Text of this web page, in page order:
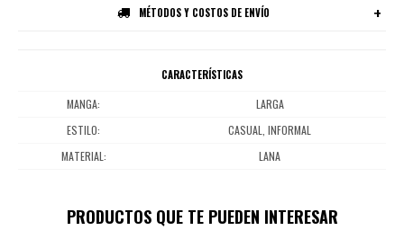
MÉTODOS Y COSTOS DE ENVÍO
CARACTERÍSTICAS
MANGA
LARGA
ESTILO
CASUAL, INFORMAL
MATERIAL
LANA
PRODUCTOS QUE TE PUEDEN INTERESAR